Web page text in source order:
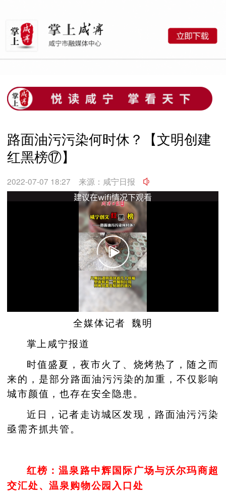
路面油污污染何时休？【文明创建
红黑榜⑰】
2022-07-07 18:27 来源：咸宁日报
全媒体记者 魏明
掌上咸宁报道
时值盛夏，夜市火了、烧烤热了，随之而
来的，是部分路面油污污染的加重，不仅影响
城市颜值，也存在安全隐患。
近日，记者走访城区发现，路面油污污染
亟需齐抓共管。
‍红榜：温泉路中辉国际广场与沃尔玛商超
交汇处、温泉购物公园入口处